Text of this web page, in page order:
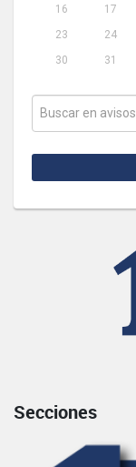
16
17
23
24
30
31
Secciones